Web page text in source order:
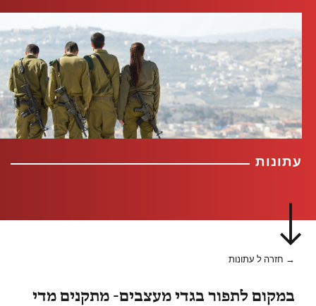
עתונות
→ חזרה ל עתונות
במקום לתפור בגדי מעצבים- מתקנים מדי